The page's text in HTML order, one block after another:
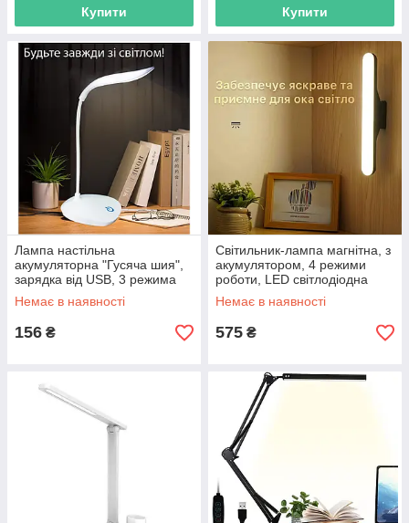
Купити Купити
Лампа настільна
акумуляторна "Гусяча шия",
зарядка від USB, 3 режима
роботи, лед світлодіодна,
біла
Немає в наявності
156 ₴
Світильник-лампа магнітна, з
акумулятором, 4 режими
роботи, LED світлодіодна
Немає в наявності
575 ₴